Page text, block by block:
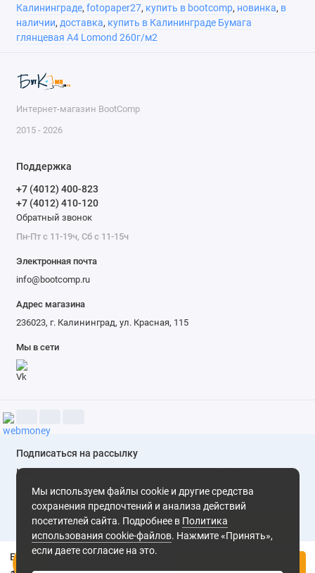
Калининграде, fotopaper27, купить в bootcomp, новинка, в
наличии, доставка, купить в Калининграде Бумага
глянцевая A4 Lomond 260г/м2
Мы используем файлы cookie и другие средства
сохранения предпочтений и анализа действий
посетителей сайта. Подробнее в Политика
использования cookie-файлов. Нажмите «Принять»,
если даете согласие на это.
Интернет-магазин BootComp
2015 - 2026
Поддержка
+7 (4012) 400-823
+7 (4012) 410-120
Обратный звонок
Пн-Пт с 11-19ч, Сб с 11-15ч
Электронная почта
info@bootcomp.ru
Адрес магазина
236023, г. Калининград, ул. Красная, 115
Мы в сети
Подписаться на рассылку
Мы не будем присылать вам спам. Только скидки и
выгодные предложения